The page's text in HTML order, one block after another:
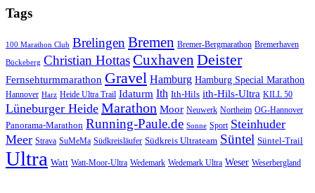
Tags
100 Marathon Club BrelingenBremen Bremer-Bergmarathon Bremerhaven
Bückeberg Christian HottasCuxhaven Deister
Fernsehturmmarathon Gravel Hamburg Hamburg Special Marathon
Hannover Harz Heide Ultra Trail Idaturm Ith Ith-Hils ith-Hils-Ultra KILL 50
Lüneburger Heide Marathon Moor Neuwerk Northeim OG-Hannover
Panorama-Marathon Running-Paule.de Sonne Sport Steinhuder
Meer Strava SuMeMa Südkreisläufer Südkreis Ultrateam Süntel Süntel-Trail
Ultra Watt Watt-Moor-Ultra Wedemark Wedemark Ultra Weser Weserbergland